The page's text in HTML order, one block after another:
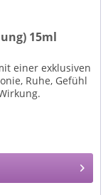
15ml
einer exklusiven
Ruhe, Gefühl